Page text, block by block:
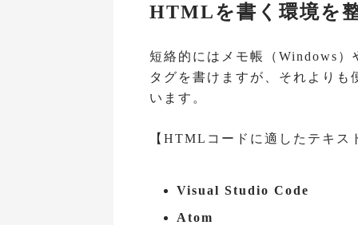
HTMLを書く環境を
短絡的にはメモ帳（Windows
タグを書けますが、それより
います。
【HTMLコードに適したテキス
Visual Studio Code
Atom